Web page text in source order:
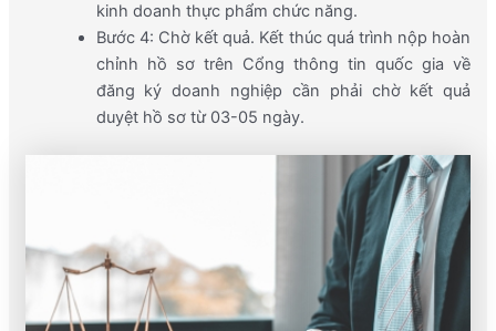
kinh doanh thực phẩm chức năng.
Bước 4: Chờ kết quả. Kết thúc quá trình nộp hoàn
chỉnh hồ sơ trên Cổng thông tin quốc gia về
đăng ký doanh nghiệp cần phải chờ kết quả
duyệt hồ sơ từ 03-05 ngày.